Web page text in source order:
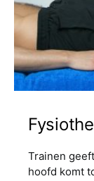
Trainen
hoofd komt